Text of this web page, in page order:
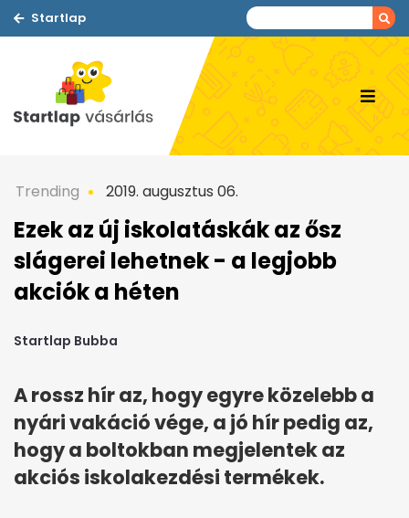
Startlap
Trending 2019. augusztus 06.
Ezek az új iskolatáskák az ősz
slágerei lehetnek - a legjobb
akciók a héten
Startlap Bubba
A rossz hír az, hogy egyre közelebb a
nyári vakáció vége, a jó hír pedig az,
hogy a boltokban megjelentek az
akciós iskolakezdési termékek.